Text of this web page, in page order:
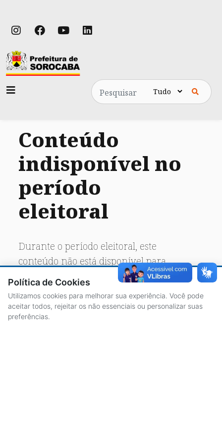
Pesquisa
Conteúdo
indisponível no
período
eleitoral
Durante o período eleitoral, este
conteúdo não está disponível para
acesso público.
Política de Cookies
Utilizamos cookies para melhorar sua experiência. Você pode
aceitar todos, rejeitar os não essenciais ou personalizar suas
preferências.